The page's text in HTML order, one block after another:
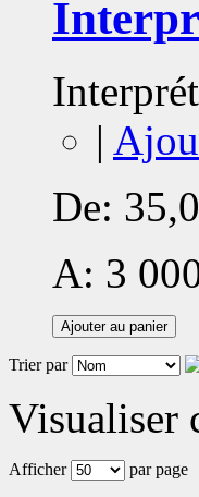
|
De:
A: 3
Ajouter au panier
Trier par
Visualiser
Afficher par page